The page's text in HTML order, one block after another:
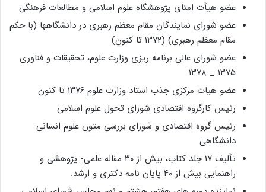
عضو هیأت امنای پژوهشگاه علوم اسلامی و مطالعات فرهنگی
عضو شورای نمایندگان مقام معظم رهبری در دانشگاهها (با حکم
مقام معظم رهبری) (۱۳۷۲ تا کنون)
عضو شورای عالی برنامه ریزی وزارت علوم، تحقیقات و فناوری
۱۳۷۵ _ ۱۳۷۸
عضو هیات مرکزی جذب استاد وزارت علوم ۱۳۷۶ تا کنون
رئیس کارگروه اقتصادی شورای تحول علوم اسلامی
رئیس گروه اقتصادی و شورای بررسی متون علوم انسانی
دانشگاهی
تألیف ۱۷ جلد کتاب، بیش از ۳۰ مقاله علمی- پژوهشی و
راهنمایی بیش از ۴۰ پایان نامه دکتری و ارشد.